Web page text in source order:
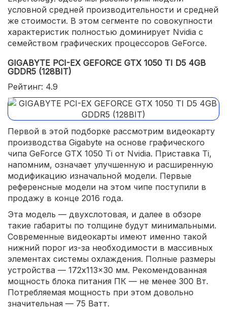
условной средней производительности и средней
же стоимости. В этом сегменте по совокупности
характеристик полностью доминирует Nvidia с
семейством графических процессоров GeForce.
GIGABYTE PCI-EX GEFORCE GTX 1050 TI D5 4GB
GDDR5 (128BIT)
Рейтинг: 4.9
Первой в этой подборке рассмотрим видеокарту
производства Gigabyte на основе графического
чипа GeForce GTX 1050 Ti от Nvidia. Приставка Ti,
напомним, означает улучшенную и расширенную
модификацию изначальной модели. Первые
референсные модели на этом чипе поступили в
продажу в конце 2016 года.
Эта модель — двухслотовая, и далее в обзоре
такие габариты по толщине будут минимальными.
Современные видеокарты имеют именно такой
нижний порог из-за необходимости в массивных
элементах системы охлаждения. Полные размеры
устройства — 172x113x30 мм. Рекомендованная
мощность блока питания ПК — не менее 300 Вт.
Потребляемая мощность при этом довольно
значительная — 75 Ватт.